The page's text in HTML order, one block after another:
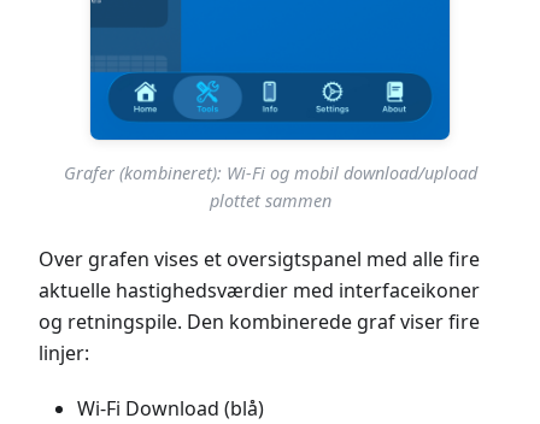
Grafer (kombineret): Wi-Fi og mobil download/upload
plottet sammen
Over grafen vises et oversigtspanel med alle fire
aktuelle hastighedsværdier med interfaceikoner
og retningspile. Den kombinerede graf viser fire
linjer:
Wi-Fi Download (blå)